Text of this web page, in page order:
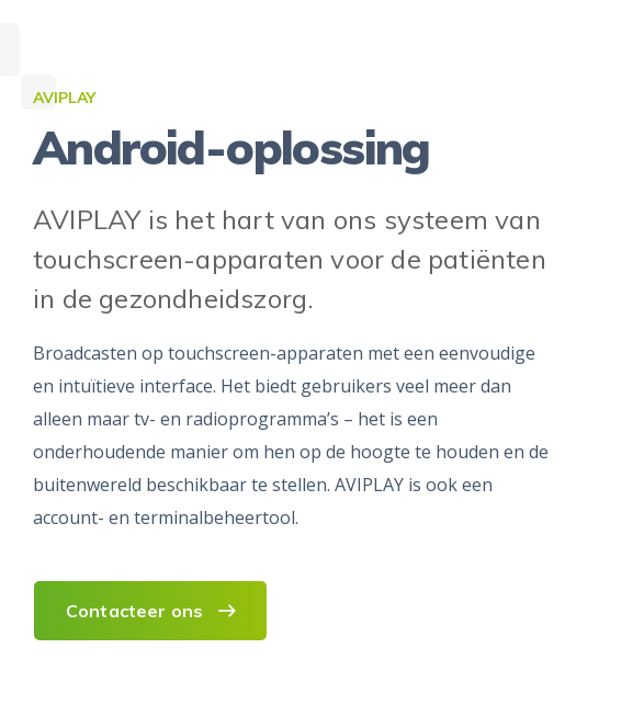
AVIPLAY
Android-oplossing
AVIPLAY is het hart van ons systeem van
touchscreen-apparaten voor de patiënten
in de gezondheidszorg.
Broadcasten op touchscreen-apparaten met een eenvoudige
en intuïtieve interface. Het biedt gebruikers veel meer dan
alleen maar tv- en radioprogramma’s – het is een
onderhoudende manier om hen op de hoogte te houden en de
buitenwereld beschikbaar te stellen. AVIPLAY is ook een
account- en terminalbeheertool.
Contacteer ons